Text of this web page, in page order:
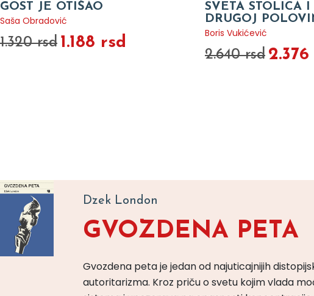
GOST JE OTIŠAO
Saša Obradović
1.320 rsd 1.188 rsd
SVETA STOLICA
DRUGOJ
Boris Vukićević
2.640 rsd
Dzek London
GVOZDENA PETA
Gvozdena peta je jedan od najuticajnijih
autoritarizma. Kroz priču o svetu kojim vlada